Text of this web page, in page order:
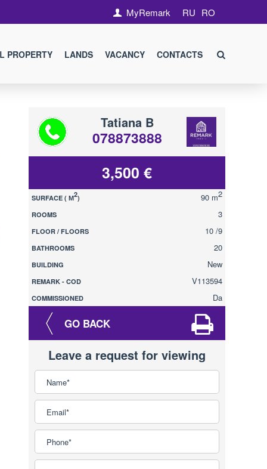
MyRemark RU RO
PROPERTY LANDS VACANCY CONTACTS
Tatiana B
078873888
3,500 €
SURFACE ( М2) 90 m2
ROOMS 3
FLOOR / FLOORS 10 /9
BATHROOMS 20
BUILDING New
REMARK - COD V113594
COMMISSIONED Da
GO BACK
Leave a request for viewing